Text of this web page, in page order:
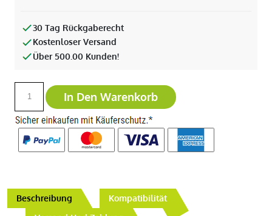
30 Tag Rückgaberecht
Kostenloser Versand
Über 500.00 Kunden!
In Den Warenkorb
Beschreibung
Kompatibilität